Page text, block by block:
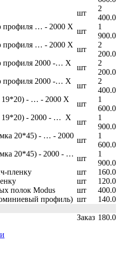
шт
2
400.0
профиля … - 2000 Х
шт
1
900.0
профиля … - 2000 Х
шт
2
200.0
профиля 2000 -… Х
шт
2
200.0
профиля 2000 -… Х
шт
2
400.0
19*20) - … - 2000 Х
шт
1
600.0
19*20) - 2000 - … Х
шт
1
900.0
20*45) - … - 2000
шт
1
600.0
20*45) - 2000 - …
шт
1
900.0
пленку
шт
160.0
шт
120.0
полок Modus
шт
400.0
профиль) шт
140.0
Заказ 180.0